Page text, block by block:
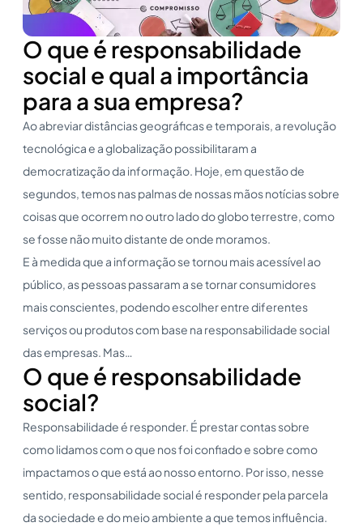
O que é responsabilidade
social e qual a importância
para a sua empresa?
Ao abreviar distâncias geográficas e temporais, a revolução
tecnológica e a globalização possibilitaram a
democratização da informação. Hoje, em questão de
segundos, temos nas palmas de nossas mãos notícias sobre
coisas que ocorrem no outro lado do globo terrestre, como
se fosse não muito distante de onde moramos.
E à medida que a informação se tornou mais acessível ao
público, as pessoas passaram a se tornar consumidores
mais conscientes, podendo escolher entre diferentes
serviços ou produtos com base na responsabilidade social
das empresas. Mas…
O que é responsabilidade
social?
Responsabilidade é responder. É prestar contas sobre
como lidamos com o que nos foi confiado e sobre como
impactamos o que está ao nosso entorno. Por isso, nesse
sentido, responsabilidade social é responder pela parcela
da sociedade e do meio ambiente a que temos influência.